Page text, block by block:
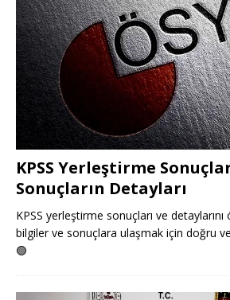
KPSS Yerleştirme
Sonuçların Detayları
KPSS yerleştirme sonuçları ve
bilgiler ve sonuçlara ulaşmak için doğru
🟢